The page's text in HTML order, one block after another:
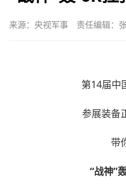
来源：央视军事 责任编辑：
第14届中
参展装备
带
“战神”